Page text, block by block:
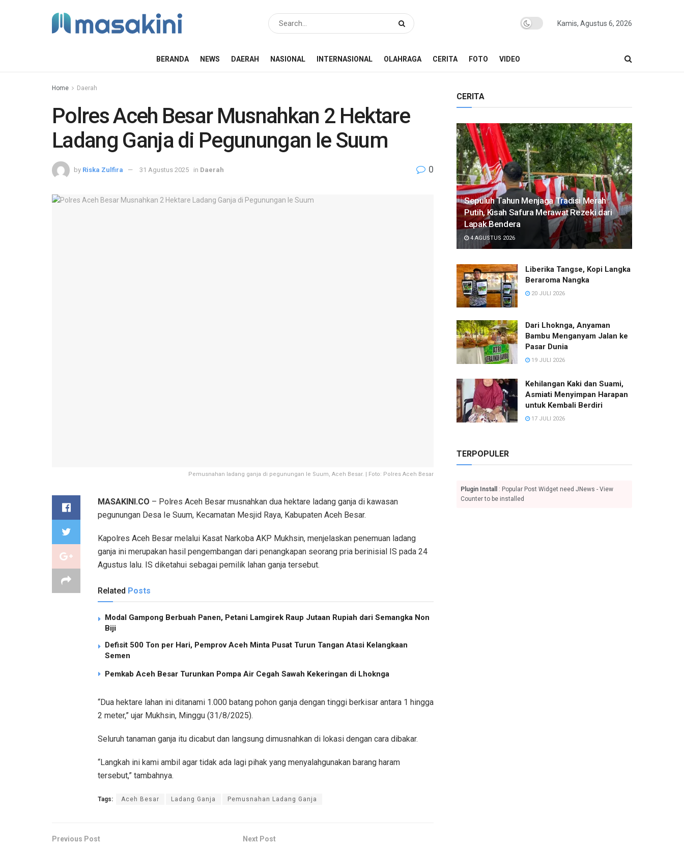
Kamis, Agustus 6, 2026
BERANDA NEWS DAERAH NASIONAL INTERNASIONAL OLAHRAGA CERITA FOTO VIDEO
Home Daerah
Polres Aceh Besar Musnahkan 2 Hektare
Ladang Ganja di Pegunungan Ie Suum
by Riska Zulfira 31 Agustus 2025 in Daerah 0
Pemusnahan ladang ganja di pegunungan Ie Suum, Aceh Besar. | Foto: Polres Aceh Besar
MASAKINI.CO – Polres Aceh Besar musnahkan dua hektare ladang ganja di kawasan
pegunungan Desa Ie Suum, Kecamatan Mesjid Raya, Kabupaten Aceh Besar.
Kapolres Aceh Besar melalui Kasat Narkoba AKP Mukhsin, menjelaskan penemuan ladang
ganja ini merupakan hasil pengembangan dari penangkapan seorang pria berinisial IS pada 24
Agustus lalu. IS diketahui sebagai pemilik lahan ganja tersebut.
Related Posts
Modal Gampong Berbuah Panen, Petani Lamgirek Raup Jutaan Rupiah dari Semangka Non
Biji
Defisit 500 Ton per Hari, Pemprov Aceh Minta Pusat Turun Tangan Atasi Kelangkaan
Semen
Pemkab Aceh Besar Turunkan Pompa Air Cegah Sawah Kekeringan di Lhoknga
“Dua hektare lahan ini ditanami 1.000 batang pohon ganja dengan tinggi berkisar antara 1 hingga
2 meter,” ujar Mukhsin, Minggu (31/8/2025).
Seluruh tanaman ganja itu dicabut dan langsung dimusnahkan di lokasi dengan cara dibakar.
“Langkah ini kami ambil agar tidak ada lagi pihak yang menyalahgunakan barang haram
tersebut,” tambahnya.
Tags: Aceh Besar Ladang Ganja Pemusnahan Ladang Ganja
Previous Post Next Post
CERITA
Sepuluh Tahun Menjaga Tradisi Merah
Putih, Kisah Safura Merawat Rezeki dari
Lapak Bendera
4 AGUSTUS 2026
Liberika Tangse, Kopi Langka
Beraroma Nangka
20 JULI 2026
Dari Lhoknga, Anyaman
Bambu Menganyam Jalan ke
Pasar Dunia
19 JULI 2026
Kehilangan Kaki dan Suami,
Asmiati Menyimpan Harapan
untuk Kembali Berdiri
17 JULI 2026
TERPOPULER
Plugin Install
: Popular Post Widget need JNews - View
Counter to be installed